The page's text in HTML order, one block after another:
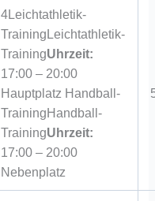
4Leichtathletik-
Training Leichtathletik-
TrainingUhrzeit:
17:00 – 20:00
Hauptplatz Handball-
Training Handball-
TrainingUhrzeit:
17:00 – 20:00
Nebenplatz